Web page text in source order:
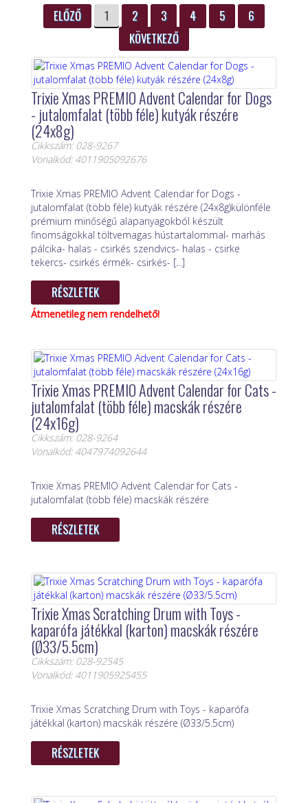
ELŐZŐ 1 2 3 4 5
6
KÖVETKEZŐ
Trixie Xmas PREMIO Advent Calendar for Dogs
- jutalomfalat (több féle) kutyák részére
(24x8g)
Cikkszám: 028-9267
Vonalkód: 4011905092676
Trixie Xmas PREMIO Advent Calendar for Dogs -
jutalomfalat (több féle) kutyák részére (24x8g)különféle
prémium minőségű alapanyagokból készült
finomságokkal töltvemagas hústartalommal- marhás
pálcika- halas - csirkés szendvics- halas - csirke
tekercs- csirkés érmék- csirkés- [...]
RÉSZLETEK
Átmenetileg nem rendelhető!
Trixie Xmas PREMIO Advent Calendar for Cats -
jutalomfalat (több féle) macskák részére
(24x16g)
Cikkszám: 028-9264
Vonalkód: 4047974092644
Trixie Xmas PREMIO Advent Calendar for Cats -
jutalomfalat (több féle) macskák részére
RÉSZLETEK
Trixie Xmas Scratching Drum with Toys -
kaparófa játékkal (karton) macskák részére
(Ø33/5.5cm)
Cikkszám: 028-92545
Vonalkód: 4011905925455
Trixie Xmas Scratching Drum with Toys - kaparófa
játékkal (karton) macskák részére (Ø33/5.5cm)
RÉSZLETEK